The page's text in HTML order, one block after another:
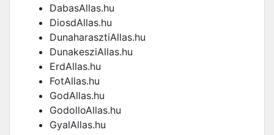
DabasAllas.hu
DiosdAllas.hu
DunaharasztiAllas.hu
DunakesziAllas.hu
ErdAllas.hu
FotAllas.hu
GodAllas.hu
GodolloAllas.hu
GyalAllas.hu